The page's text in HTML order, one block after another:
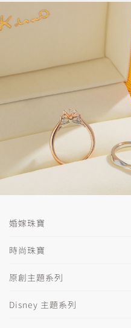
婚嫁珠寶
時尚珠寶
原創主題系列
Disney 主題系列